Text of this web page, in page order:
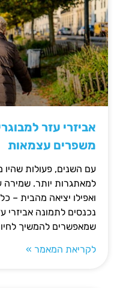
אביזרי עזר
משפרים עצמאות
עם השנים, פעולות שהיו
למאתגרות יותר. שמירה
ואפילו יציאה מהבית –
נכנסים לתמונה אביזרי
שמאפשרים להמשיך
לקריאת המאמר »